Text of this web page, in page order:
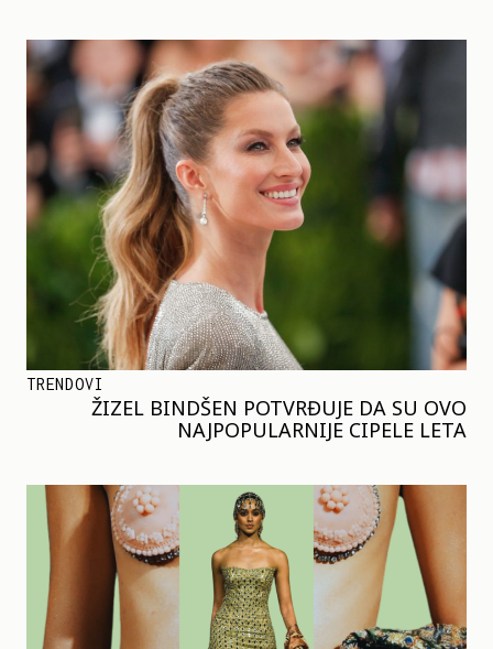
TRENDOVI
ŽIZEL BINDŠEN POTVRĐUJE DA SU OVO
NAJPOPULARNIJE CIPELE LETA